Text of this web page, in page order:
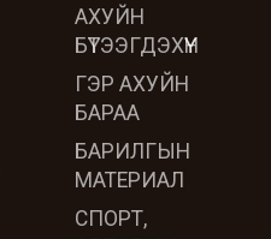
АХУЙН
БҮТЭЭГДЭХҮҮН
ГЭР АХУЙН
БАРАА
БАРИЛГЫН
МАТЕРИАЛ
СПОРТ,